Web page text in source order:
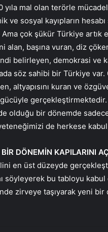
yıla mal olan terörle
ve sosyal kayıpların
Ama çok şükür Türkiye artık
alan, başına vuran, diz
belirleyen, demokrasi ve
söz sahibi bir Türkiye var.
altyapısını kuran ve
gücüyle
olduğu bir dönemde
yeteneğimizi de herkese
DÖNEMİN KAPILARINI
en üst düzeyde
söyleyerek bu tabloyu
zirveye taşıyarak yeni bir